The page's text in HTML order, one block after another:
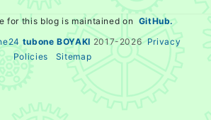
for this blog is maintained on GitHub.
tubone BOYAKI 2017-2026 Privacy
Policies
Sitemap